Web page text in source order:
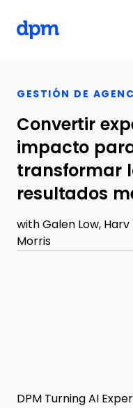
GESTIÓN DE
Convertir
impacto
transformar
resultados
with Galen Low, Harv
Morris
DPM Turning AI